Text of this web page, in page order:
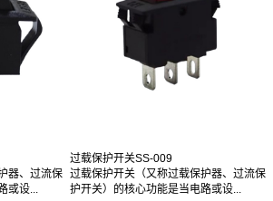
器、过流保
或设...
过载保护开关SS-009
过载保护开关（又称过载保护器、过流保
护开关）的核心功能是当电路或设...